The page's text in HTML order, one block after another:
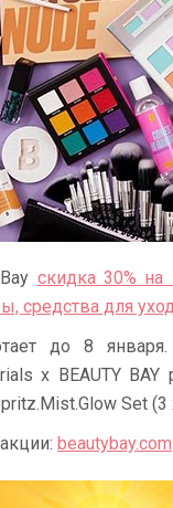
скидка 30% на
средства для
до 8
x BEAUTY
Set
beautybay.com